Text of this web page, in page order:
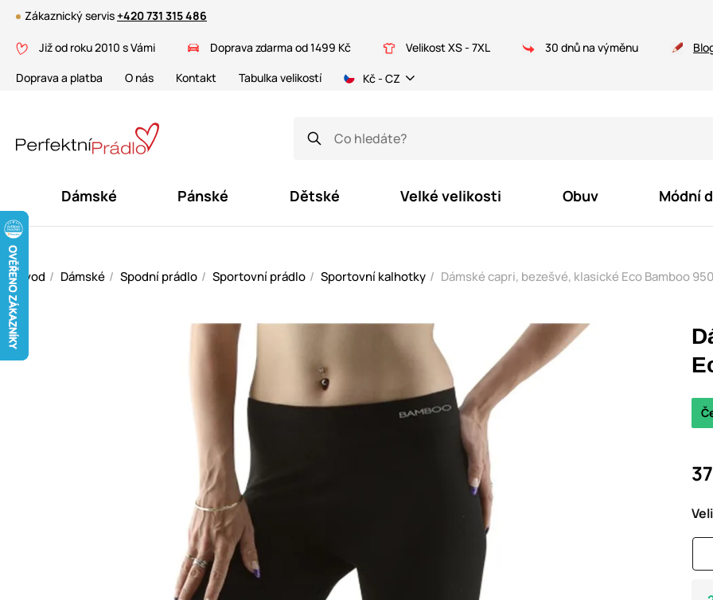
Zákaznický servis+420 731 315 486
Již od roku 2010 s Vámi Doprava zdarma od 1499 Kč Velikost XS - 7XL 30 dnů na výměnu
Doprava a platba
O nás Kontakt Tabulka velikostí Kč - CZ
Dámské Pánské Dětské Velké velikosti Obuv Módní
Úvod Dámské Spodní prádlo Sportovní prádlo Sportovní kalhotky Dámské capri, bezešvé, klasické Eco Bamboo